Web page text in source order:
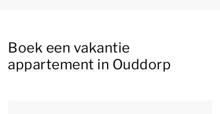
Boek een vakantie
appartement in Ouddorp